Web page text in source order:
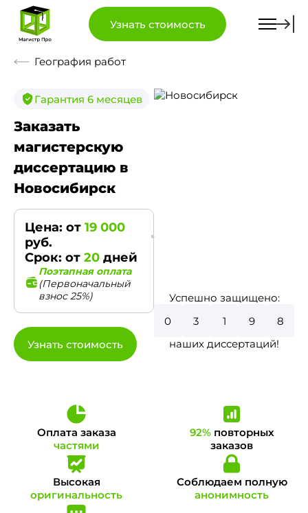
Узнать стоимость
География работ
Гарантия 6 месяцев
Заказать
магистерскую
диссертацию в
Новосибирск
Цена: от 19 000
руб.
Срок: от 20 дней
Поэтапная оплата
(Первоначальный
взнос 25%)
Узнать стоимость
Успешно защищено:
0
0
7
3
0
наших диссертаций!
Оплата заказа
частями
92% повторных
заказов
Высокая
оригинальность
Соблюдаем полную
анонимность